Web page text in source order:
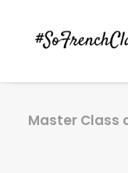
Master Class